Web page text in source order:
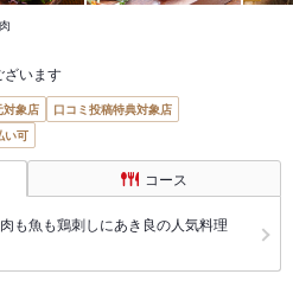
ざいます
対象店
口コミ投稿特典対象店
い可
コース
も魚も鶏刺しにあき良の人気料理